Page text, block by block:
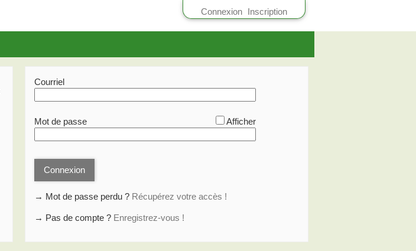
Connexion Inscription
Courriel
Mot de passe Afficher
Connexion
→ Mot de passe perdu ? Récupérez votre accès !
→ Pas de compte ? Enregistrez-vous !